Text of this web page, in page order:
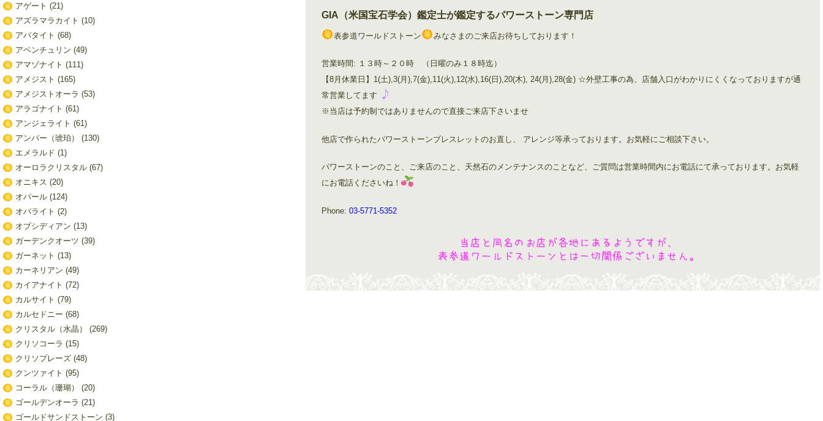
GIA（米国宝石学会）鑑定士が鑑定するパワーストーン専門店
表参道ワールドストーン みなさまのご来店お待ちしております！
営業時間: １３時～２０時 （日曜のみ１８時迄）
【8月休業日】1(土),3(月),7(金),11(火),12(水),16(日),20(木), 24(月),28(金) ☆外壁工事の為、店舗入口がわかりにくくなっておりますが通
常営業してます
※当店は予約制ではありませんので直接ご来店下さいませ
他店で作られたパワーストーンブレスレットのお直し、 アレンジ等承っております。お気軽にご相談下さい。
パワーストーンのこと、ご来店のこと、天然石のメンテナンスのことなど、ご質問は営業時間内にお電話にて承っております。お気軽
にお電話くださいね！
Phone: 03-5771-5352
アゲート (21)
アズラマラカイト (10)
アパタイト (68)
アベンチュリン (49)
アマゾナイト (111)
アメジスト (165)
アメジストオーラ (53)
アラゴナイト (61)
アンジェライト (61)
アンバー（琥珀）
(130)
エメラルド (1)
オーロラクリスタル(67)
オニキス (20)
オパール(124)
オパライト (2)
オブシディアン (13)
ガーデンクオーツ (39)
ガーネット (13)
カーネリアン (49)
カイアナイト (72)
カルサイト (79)
カルセドニー (68)
クリスタル（水晶）
(269)
クリソコーラ (15)
クリソプレーズ(48)
クンツァイト (95)
コーラル（珊瑚）
(20)
ゴールデンオーラ (21)
ゴールドサンドストーン (3)